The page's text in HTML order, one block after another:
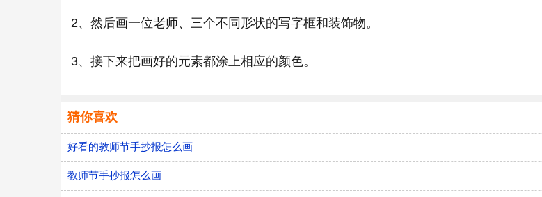
2、然后画一位老师、三个不同形状的写字框和装饰物。
3、接下来把画好的元素都涂上相应的颜色。
猜你喜欢
好看的教师节手抄报怎么画
教师节手抄报怎么画